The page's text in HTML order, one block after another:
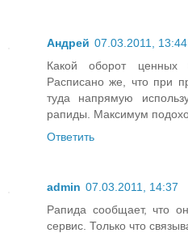
Андрей 07.03.2011, 13:44
Какой оборот
Расписано же, что при
туда напрямую
рапиды. Максимум
Ответить
admin 07.03.2011, 14:37
Рапида сообщает, что
сервис. Только что